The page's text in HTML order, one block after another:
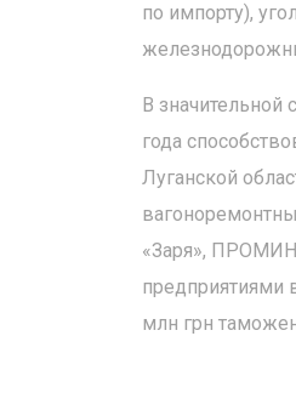
по импорту),
В значительной
года
Луганской
«Заря»,
предприятиями
млн грн